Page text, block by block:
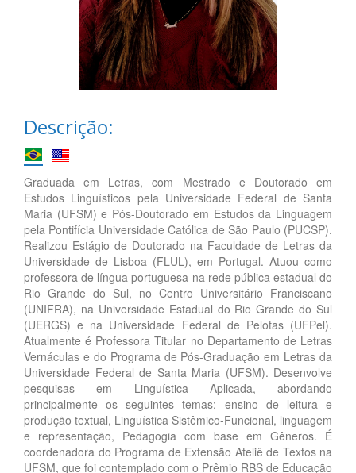
Descrição:
Graduada em Letras, com Mestrado e Doutorado em
Estudos Linguísticos pela Universidade Federal de Santa
Maria (UFSM) e Pós-Doutorado em Estudos da Linguagem
pela Pontifícia Universidade Católica de São Paulo (PUCSP).
Realizou Estágio de Doutorado na Faculdade de Letras da
Universidade de Lisboa (FLUL), em Portugal. Atuou como
professora de língua portuguesa na rede pública estadual do
Rio Grande do Sul, no Centro Universitário Franciscano
(UNIFRA), na Universidade Estadual do Rio Grande do Sul
(UERGS) e na Universidade Federal de Pelotas (UFPel).
Atualmente é Professora Titular no Departamento de Letras
Vernáculas e do Programa de Pós-Graduação em Letras da
Universidade Federal de Santa Maria (UFSM). Desenvolve
pesquisas em Linguística Aplicada, abordando
principalmente os seguintes temas: ensino de leitura e
produção textual, Linguística Sistêmico-Funcional, linguagem
e representação, Pedagogia com base em Gêneros. É
coordenadora do Programa de Extensão Ateliê de Textos na
UFSM, que foi contemplado com o Prêmio RBS de Educação